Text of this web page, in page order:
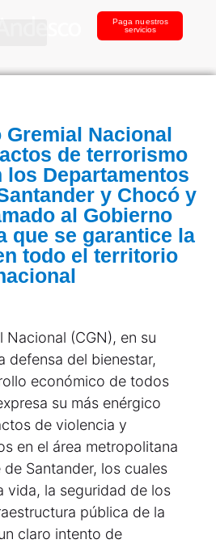
Paga nuestros
servicios
Gremial Nacional
de terrorismo
Departamentos
y Chocó y
al Gobierno
que se garantice la
todo el territorio
Nacional (CGN), en su
defensa del bienestar,
económico de todos
su más enérgico
de violencia y
en el área metropolitana
Santander, los cuales
vida, la seguridad de los
pública de la
claro intento de